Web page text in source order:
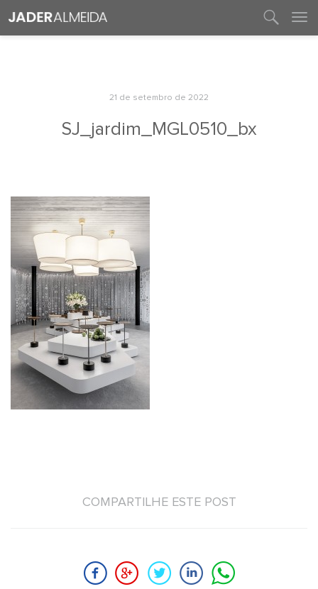
21 de setembro de 2022
SJ_jardim_MGL0510_bx
COMPARTILHE ESTE POST